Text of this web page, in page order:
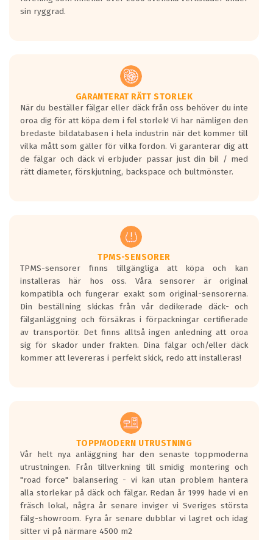
sin ryggrad.
GARANTERAT RÄTT STORLEK
När du beställer fälgar eller däck från oss behöver du inte
oroa dig för att köpa dem i fel storlek! Vi har nämligen den
bredaste bildatabasen i hela industrin när det kommer till
vilka mått som gäller för vilka fordon. Vi garanterar dig att
de fälgar och däck vi erbjuder passar just din bil / med
rätt diameter, förskjutning, backspace och bultmönster.
TPMS-SENSORER
TPMS-sensorer finns tillgängliga att köpa och kan
installeras här hos oss. Våra sensorer är original
kompatibla och fungerar exakt som original-sensorerna.
Din beställning skickas från vår dedikerade däck- och
fälganläggning och försäkras i förpackningar certifierade
av transportör. Det finns alltså ingen anledning att oroa
sig för skador under frakten. Dina fälgar och/eller däck
kommer att levereras i perfekt skick, redo att installeras!
TOPPMODERN UTRUSTNING
Vår helt nya anläggning har den senaste toppmoderna
utrustningen. Från tillverkning till smidig montering och
"road force" balansering - vi kan utan problem hantera
alla storlekar på däck och fälgar. Redan år 1999 hade vi en
fräsch lokal, några år senare inviger vi Sveriges största
fälg-showroom. Fyra år senare dubblar vi lagret och idag
sitter vi på närmare 4500 m2